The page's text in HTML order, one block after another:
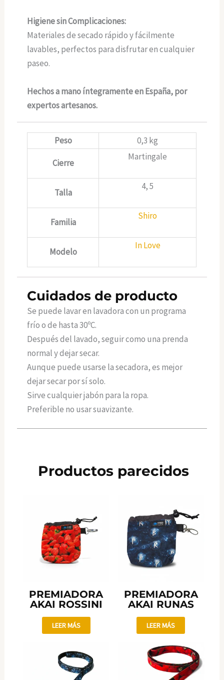
Higiene sin Complicaciones:
Materiales de secado rápido y fácilmente
lavables, perfectos para disfrutar en cualquier
paseo.
Hechos a mano íntegramente en España, por
expertos artesanos.
Peso 0,3 kg
Cierre
Martingale
Talla
4, 5
Familia
Shiro
Modelo
In Love
Cuidados de producto
Se puede lavar en lavadora con un programa
frío o de hasta 30ºC.
Después del lavado, seguir como una prenda
normal y dejar secar.
Aunque puede usarse la secadora, es mejor
dejar secar por sí solo.
Sirve cualquier jabón para la ropa.
Preferible no usar suavizante.
Productos parecidos
PREMIADORA
AKAI ROSSINI
LEER MÁS
PREMIADORA
AKAI RUNAS
LEER MÁS